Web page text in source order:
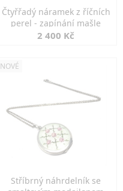
Čtyřřadý náramek z říčních
perel - zapínání mašle
2 400 Kč
NOVÉ
Stříbrný náhrdelník se